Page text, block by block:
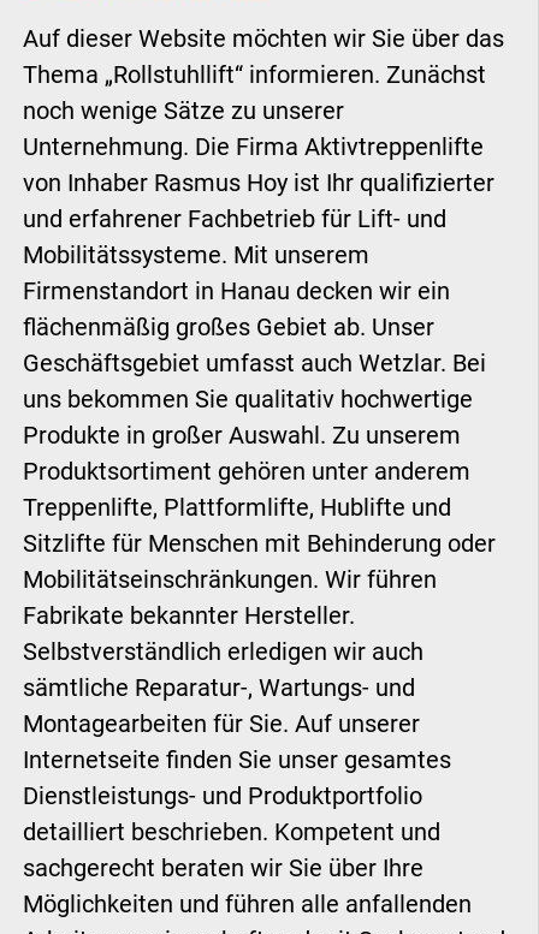
Auf dieser Website möchten wir Sie über das
Thema „Rollstuhllift“ informieren. Zunächst
noch wenige Sätze zu unserer
Unternehmung. Die Firma Aktivtreppenlifte
von Inhaber Rasmus Hoy ist Ihr qualifizierter
und erfahrener Fachbetrieb für Lift- und
Mobilitätssysteme. Mit unserem
Firmenstandort in Hanau decken wir ein
flächenmäßig großes Gebiet ab. Unser
Geschäftsgebiet umfasst auch Wetzlar. Bei
uns bekommen Sie qualitativ hochwertige
Produkte in großer Auswahl. Zu unserem
Produktsortiment gehören unter anderem
Treppenlifte, Plattformlifte, Hublifte und
Sitzlifte für Menschen mit Behinderung oder
Mobilitätseinschränkungen. Wir führen
Fabrikate bekannter Hersteller.
Selbstverständlich erledigen wir auch
sämtliche Reparatur-, Wartungs- und
Montagearbeiten für Sie. Auf unserer
Internetseite finden Sie unser gesamtes
Dienstleistungs- und Produktportfolio
detailliert beschrieben. Kompetent und
sachgerecht beraten wir Sie über Ihre
Möglichkeiten und führen alle anfallenden